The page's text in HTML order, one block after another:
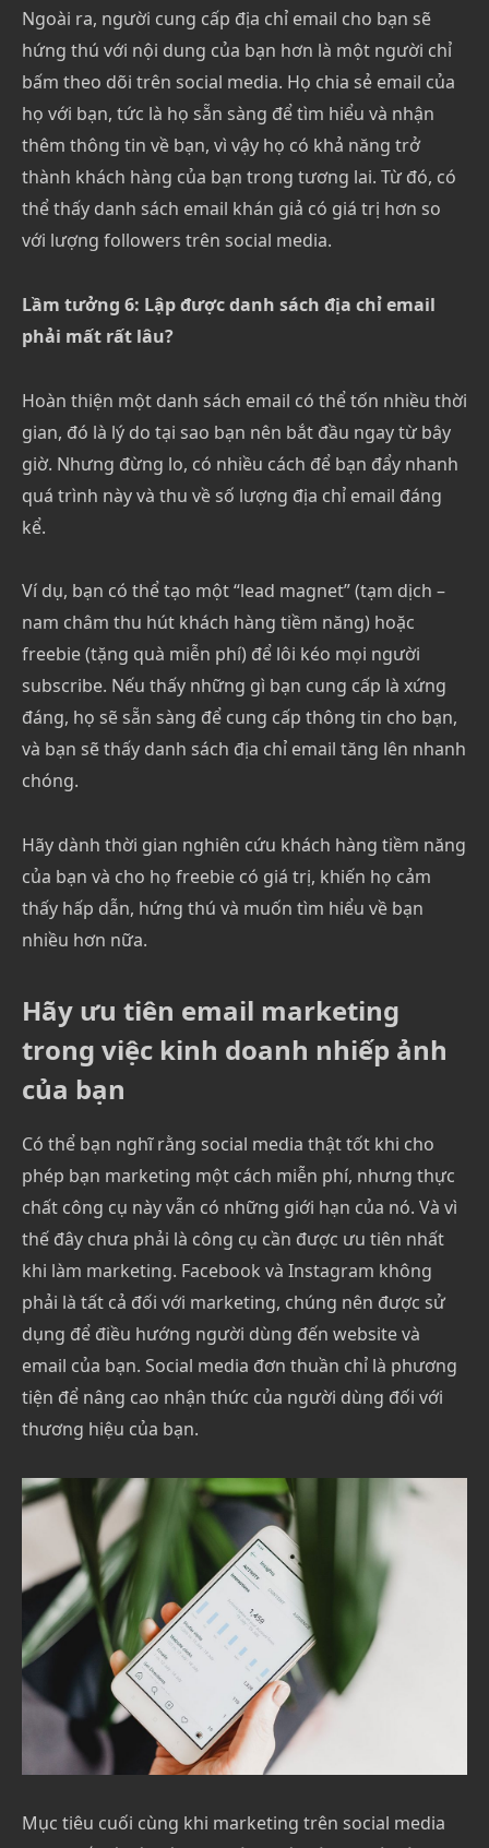
Ngoài ra, người cung cấp địa chỉ email cho bạn sẽ
hứng thú với nội dung của bạn hơn là một người chỉ
bấm theo dõi trên social media. Họ chia sẻ email của
họ với bạn, tức là họ sẵn sàng để tìm hiểu và nhận
thêm thông tin về bạn, vì vậy họ có khả năng trở
thành khách hàng của bạn trong tương lai. Từ đó, có
thể thấy danh sách email khán giả có giá trị hơn so
với lượng followers trên social media.
Lầm tưởng 6: Lập được danh sách địa chỉ email
phải mất rất lâu?
Hoàn thiện một danh sách email có thể tốn nhiều thời
gian, đó là lý do tại sao bạn nên bắt đầu ngay từ bây
giờ. Nhưng đừng lo, có nhiều cách để bạn đẩy nhanh
quá trình này và thu về số lượng địa chỉ email đáng
kể.
Ví dụ, bạn có thể tạo một “lead magnet” (tạm dịch –
nam châm thu hút khách hàng tiềm năng) hoặc
freebie (tặng quà miễn phí) để lôi kéo mọi người
subscribe. Nếu thấy những gì bạn cung cấp là xứng
đáng, họ sẽ sẵn sàng để cung cấp thông tin cho bạn,
và bạn sẽ thấy danh sách địa chỉ email tăng lên nhanh
chóng.
Hãy dành thời gian nghiên cứu khách hàng tiềm năng
của bạn và cho họ freebie có giá trị, khiến họ cảm
thấy hấp dẫn, hứng thú và muốn tìm hiểu về bạn
nhiều hơn nữa.
Hãy ưu tiên email marketing
trong việc kinh doanh nhiếp ảnh
của bạn
Có thể bạn nghĩ rằng social media thật tốt khi cho
phép bạn marketing một cách miễn phí, nhưng thực
chất công cụ này vẫn có những giới hạn của nó. Và vì
thế đây chưa phải là công cụ cần được ưu tiên nhất
khi làm marketing. Facebook và Instagram không
phải là tất cả đối với marketing, chúng nên được sử
dụng để điều hướng người dùng đến website và
email của bạn. Social media đơn thuần chỉ là phương
tiện để nâng cao nhận thức của người dùng đối với
thương hiệu của bạn.
Mục tiêu cuối cùng khi marketing trên social media